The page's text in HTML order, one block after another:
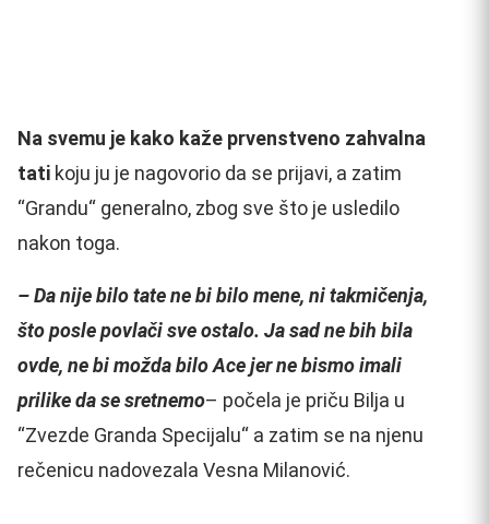
Na svemu je kako kaže prvenstveno zahvalna
tati koju ju je nagovorio da se prijavi, a zatim
“Grandu“ generalno, zbog sve što je usledilo
nakon toga.
– Da nije bilo tate ne bi bilo mene, ni takmičenja,
što posle povlači sve ostalo. Ja sad ne bih bila
ovde, ne bi možda bilo Ace jer ne bismo imali
prilike da se sretnemo– počela je priču Bilja u
“Zvezde Granda Specijalu“ a zatim se na njenu
rečenicu nadovezala Vesna Milanović.